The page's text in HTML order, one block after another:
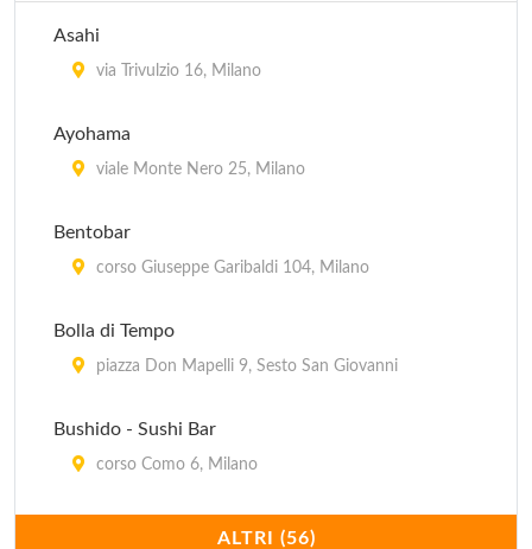
Rangoli
Sarla
Serendib
Asahi
via Trivulzio 16, Milano
Ayohama
viale Monte Nero 25, Milano
Bentobar
corso Giuseppe Garibaldi 104, Milano
Bolla di Tempo
piazza Don Mapelli 9, Sesto San Giovanni
Bushido - Sushi Bar
corso Como 6, Milano
Compagnia generale dei viaggiatori, naviganti e
ALTRI (56)